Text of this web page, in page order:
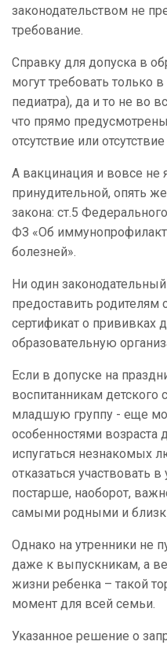
законодательством не
требование.
Справку для допуска в
могут требовать только
педиатра), да и то не во
что прямо
отсутствие или
А вакцинация и вовсе не
принудительной, опять
закона: ст.5
ФЗ «Об
болезней».
Ни один
предоставить родителям
сертификат о прививках
образовательную
Если в допуске на
воспитанникам детского
младшую группу - еще
особенностями возраста
испугаться незнакомых
отказаться участвовать
постарше, наоборот,
самыми родными и
Однако на утренники не
даже к выпускникам, а
жизни ребенка – такой
момент для всей семьи.
Указанное решение о